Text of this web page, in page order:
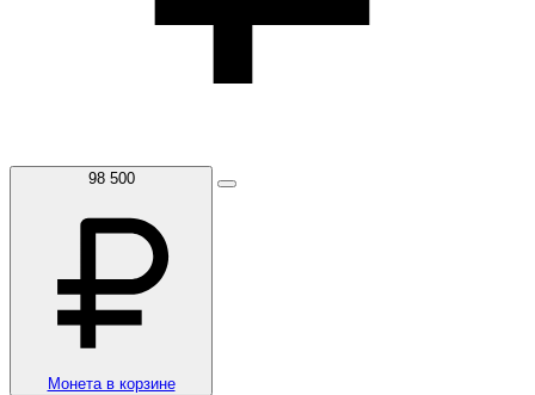
98 500
Монета в корзине